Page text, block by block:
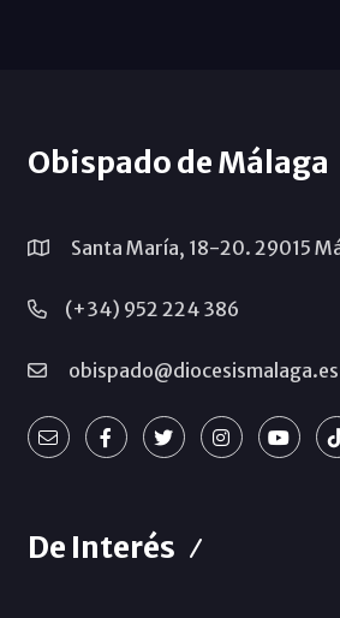
Obispado de Málaga
Santa María, 18-20. 29015
(+34) 952 224 386
obispado@diocesismalaga.es
De Interés